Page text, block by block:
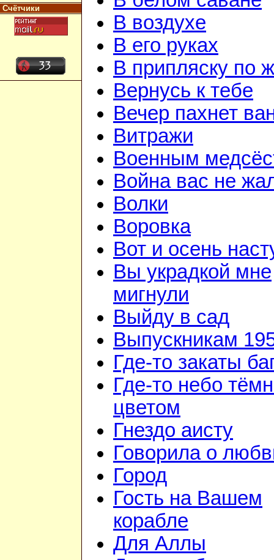
Счётчики
В воздухе
В его руках
В припляску по
Вернусь к тебе
Вечер пахнет
Витражи
Военным
Война вас не
Волки
Воровка
Вот и осень
Вы украдкой мне
мигнули
Выйду в сад
Выпускникам
Где-то закаты
Где-то небо
цветом
Гнездо аисту
Говорила о
Город
Гость на Вашем
корабле
Для Аллы